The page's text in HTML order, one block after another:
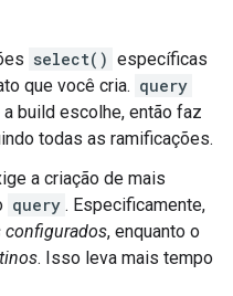
select() específicas
que você cria. query
build escolhe, então faz
todas as ramificações.
a criação de mais
query . Especificamente,
configurados, enquanto o
. Isso leva mais tempo